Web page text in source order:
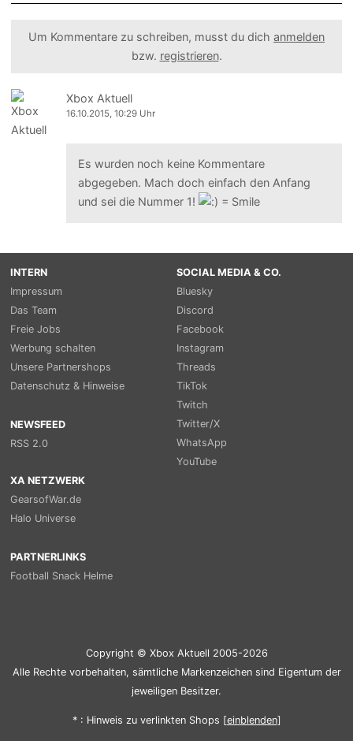
Um Kommentare zu schreiben, musst du dich anmelden
bzw. registrieren.
Xbox Aktuell
16.10.2015, 10:29 Uhr
Es wurden noch keine Kommentare
abgegeben. Mach doch einfach den Anfang
und sei die Nummer 1!
INTERN
Impressum
Das Team
Freie Jobs
Werbung schalten
Unsere Partnershops
Datenschutz & Hinweise
NEWSFEED
RSS 2.0
SOCIAL MEDIA & CO.
Bluesky
Discord
Facebook
Instagram
Threads
TikTok
Twitch
Twitter/X
WhatsApp
YouTube
XA NETZWERK
GearsofWar.de
Halo Universe
PARTNERLINKS
Football Snack Helme
Copyright © Xbox Aktuell 2005-2026
Alle Rechte vorbehalten, sämtliche Markenzeichen sind Eigentum der
jeweiligen Besitzer.
* : Hinweis zu verlinkten Shops [einblenden]